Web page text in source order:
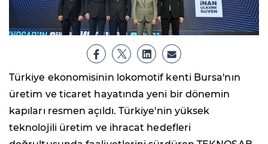
Türkiye ekonomisinin lokomotif kenti Bursa'nın
üretim ve ticaret hayatında yeni bir dönemin
kapıları resmen açıldı. Türkiye'nin yüksek
teknolojili üretim ve ihracat hedefleri